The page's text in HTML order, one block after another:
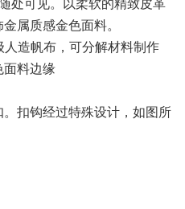
属质感金色面料。
造帆布，可分解材料制作
料边缘
扣钩经过特殊设计，如图所